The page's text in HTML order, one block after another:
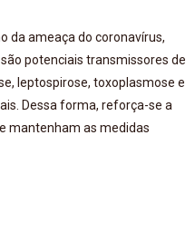
da ameaça do coronavírus,
potenciais transmissores de
leptospirose, toxoplasmose e
Dessa forma, reforça-se a
mantenham as medidas